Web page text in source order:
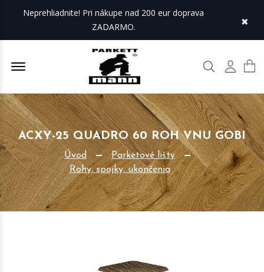
Neprehliadnite! Pri nákupe nad 200 eur doprava
ZADARMO.
×
Offcanvas Menu Open Hľadať Môj
ACXY-25 QUADRO 60 ROH VNU GOBI
Úvod
Parketové lišty
Rohy, spojky, ukončenia